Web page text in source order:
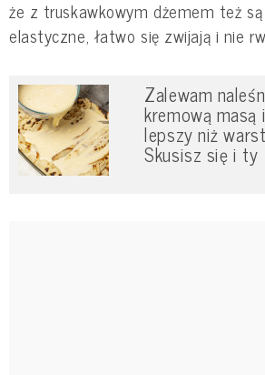
że z truskawkowym dżemem też
elastyczne, łatwo się zwijają i nie
Zalewam
kremową
lepszy niż
Skusisz się i ty